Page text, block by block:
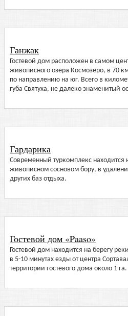
Ганжак
Гостевой дом расположен в самом
живописного озера Космозеро, в 70
по направлению на юг. Всего в
губа Святуха, не далеко знаменитый
Гардарика
Современный туркомплекс находится
живописном сосновом бору, в
других баз отдыха.
Гостевой дом «Paaso»
Гостевой дом находится на берегу
в 5-10 минутах езды от центра
территории гостевого дома около 1